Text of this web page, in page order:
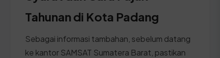
Tahunan di Kota Padang
Sebagai informasi tambahan, sebelum datang
ke kantor SAMSAT Sumatera Barat, pastikan